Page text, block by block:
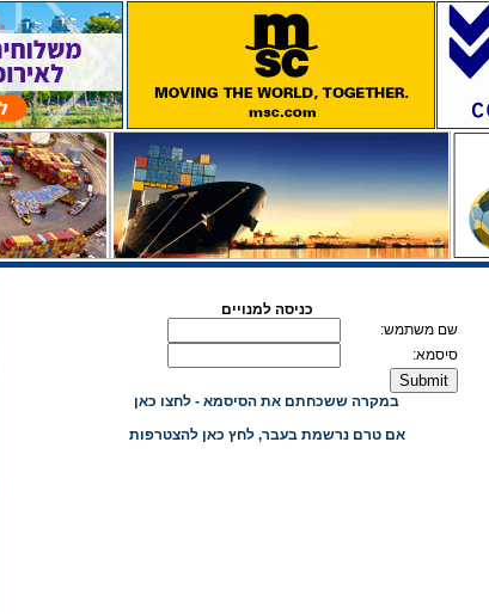
כניסה למנויים
שם משתמש:
סיסמא:
במקרה ששכחתם את הסיסמא - לחצו כאן
אם טרם נרשמת בעבר, לחץ כאן להצטרפות